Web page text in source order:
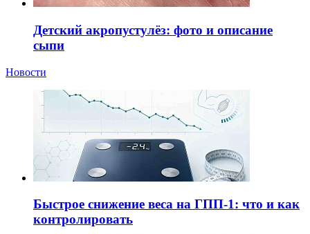
Детский акропустулёз: фото и описание
сыпи
Новости
Быстрое снижение веса на ГПП-1: что и как
контролировать